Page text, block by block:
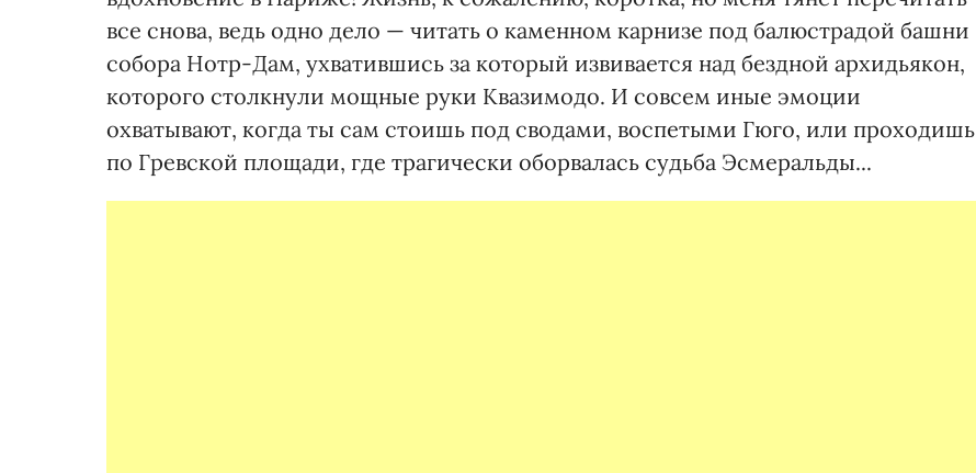
все снова, ведь одно дело — читать о каменном карнизе под балюстрадой башни
собора Нотр-Дам, ухватившись за который извивается над бездной архидьякон,
которого столкнули мощные руки Квазимодо. И совсем иные эмоции
охватывают, когда ты сам стоишь под сводами, воспетыми Гюго, или проходишь
по Гревской площади, где трагически оборвалась судьба Эсмеральды...